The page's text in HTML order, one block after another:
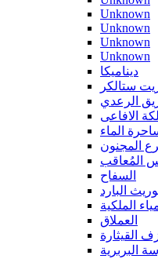
Unknown
Unknown
Unknown
Unknown
ديناميكا
ستالكر
الرعدي
الافاعى
الماء
المجنون
المُعاقب
السفاح
البارد
الملكية
العملاق
القيثارة
البربرية